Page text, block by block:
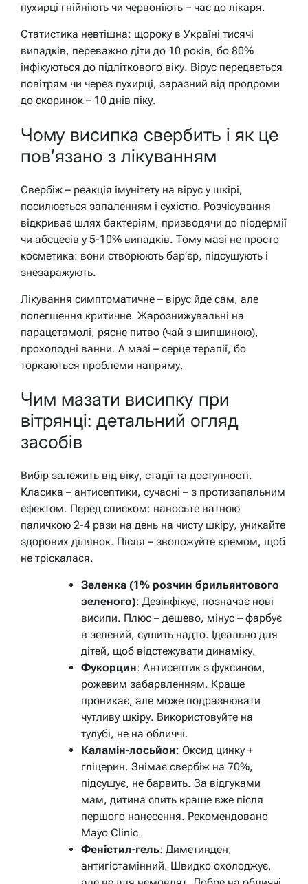
пухирці гнійніють чи червоніють – час до лікаря.
Статистика невтішна: щороку в Україні тисячі
випадків, переважно діти до 10 років, бо 80%
інфікуються до підліткового віку. Вірус передається
повітрям чи через пухирці, заразний від продроми
до скоринок – 10 днів піку.
Чому висипка свербить і як це
пов’язано з лікуванням
Свербіж – реакція імунітету на вірус у шкірі,
посилюється запаленням і сухістю. Розчісування
відкриває шлях бактеріям, призводячи до піодермії
чи абсцесів у 5-10% випадків. Тому мазі не просто
косметика: вони створюють бар’єр, підсушують і
знезаражують.
Лікування симптоматичне – вірус йде сам, але
полегшення критичне. Жарознижувальні на
парацетамолі, рясне питво (чай з шипшиною),
прохолодні ванни. А мазі – серце терапії, бо
торкаються проблеми напряму.
Чим мазати висипку при
вітрянці: детальний огляд
засобів
Вибір залежить від віку, стадії та доступності.
Класика – антисептики, сучасні – з протизапальним
ефектом. Перед списком: наносьте ватною
паличкою 2-4 рази на день на чисту шкіру, уникайте
здорових ділянок. Після – зволожуйте кремом, щоб
не тріскалася.
Зеленка (1% розчин брильянтового
зеленого): Дезінфікує, позначає нові
висипи. Плюс – дешево, мінус – фарбує
в зелений, сушить надто. Ідеально для
дітей, щоб відстежувати динаміку.
Фукорцин: Антисептик з фуксином,
рожевим забарвленням. Краще
проникає, але може подразнювати
чутливу шкіру. Використовуйте на
тулубі, не на обличчі.
Каламін-лосьйон: Оксид цинку +
гліцерин. Знімає свербіж на 70%,
підсушує, не барвить. За відгуками
мам, дитина спить краще вже після
першого нанесення. Рекомендовано
Mayo Clinic.
Феністил-гель: Диметинден,
антигістамінний. Швидко охолоджує,